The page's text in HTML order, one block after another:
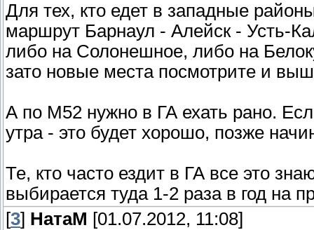
Для тех, кто едет в западные
маршрут Барнаул - Алейск - Усть-
либо на Солонешное, либо на
зато новые места посмотрите и
А по М52 нужно в ГА ехать рано.
утра - это будет хорошо, позже
Те, кто часто ездит в ГА все это
выбирается туда 1-2 раза в год на
[3] НатаМ [01.07.2012, 11:08]